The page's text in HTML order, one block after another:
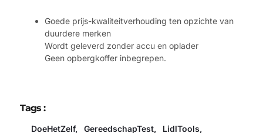
Goede prijs-kwaliteitverhouding ten opzichte van
duurdere merken
Wordt geleverd zonder accu en oplader
Geen opbergkoffer inbegrepen.
DoeHetZelf, GereedschapTest, LidlTools,
Tags :